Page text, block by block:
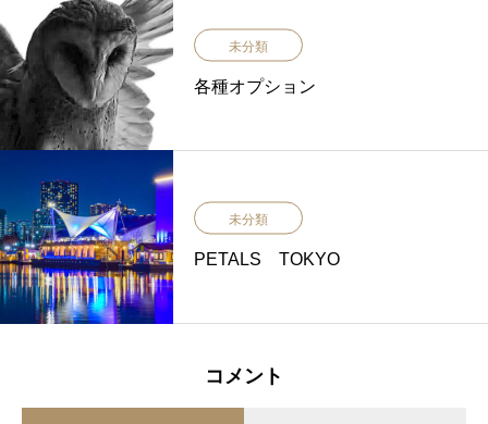
未分類
各種オプション
未分類
PETALS TOKYO
コメント